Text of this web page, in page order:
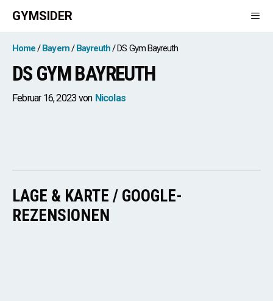
Zum
Inhalt
springen
GYMSIDER
Home Bayern Bayreuth DS Gym Bayreuth
DS GYM BAYREUTH
Februar 16, 2023 von Nicolas
LAGE & KARTE / GOOGLE-
REZENSIONEN